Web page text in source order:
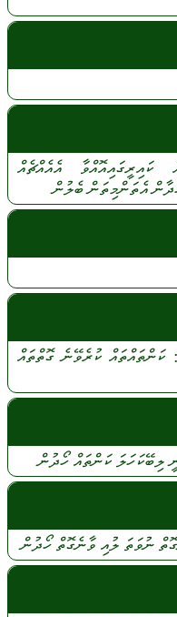
ކައިރީގައިއޮއްވާއެއެއްޗެއް
އެތަންމިތަންބެލުން
ކަންތައްތައް ކުރެވޭނެގޮތްތައް
ލިބޭކަހަލަކަންތައްހޯދުން
ނުވަތަ ލުއިވާނެގޮތްހޯދުން